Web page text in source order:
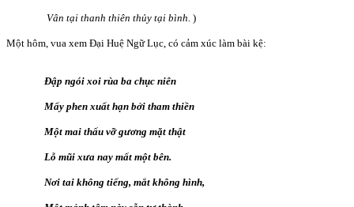
Vân tại thanh thiên thủy tại bình. )
Một hôm, vua xem Đại Huệ Ngữ Lục, có cảm xúc làm bài kệ:
Đập ngói xoi rùa ba chục niên
Mấy phen xuất hạn bởi tham thiền
Một mai thấu vỡ gương mặt thật
Lỗ mũi xưa nay mất một bên.
Nơi tai không tiếng, mắt không hình,